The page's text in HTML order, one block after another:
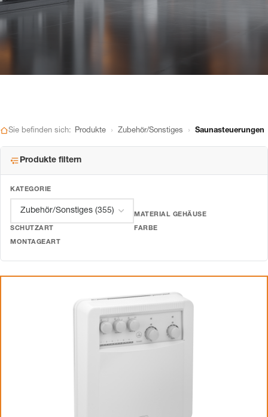
Sie befinden sich: Produkte › Zubehör/Sonstiges › Saunasteuerungen
Produkte filtern
KATEGORIE
MATERIAL GEHÄUSE
SCHUTZART FARBE
MONTAGEART